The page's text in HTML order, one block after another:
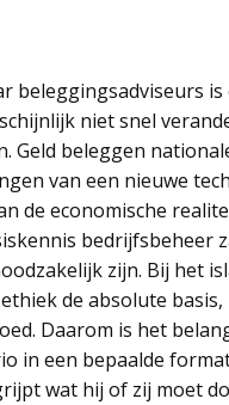
beleggingsadviseurs
niet snel
Geld beleggen
van een nieuwe
de economische
bedrijfsbeheer
zijn. Bij het
de absolute basis,
Daarom is het
in een bepaalde
wat hij of zij moet